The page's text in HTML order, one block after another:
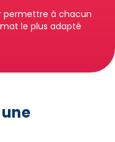
permettre à chacun
le plus adapté